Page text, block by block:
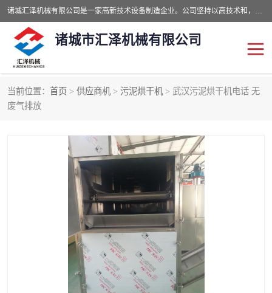
诸城汇泽机械有限公司是一家高新技术设备制造企业。公司坚持以高技术和，高服务于用户，以的环保机械制造设备赢的用户的信赖。现在主要生产死亡畜禽无害化处理和立式和卧式有机肥设备，搅拌机，烘干机，高温发酵机等。污水处理设备，固液分离机。气浮机，化制机等。公司秉承品质，用户至上，科技创新的经营理。
诸城市汇泽机械有限公司
当前位置： 首页 > 供应商机 > 污泥烘干机 > 武汉污泥烘干机电话 无
废气排放
发酵设备
有机肥设备
纳米膜好氧发酵堆肥机 粪污烘干酶体机
纳米膜发酵
分子膜堆肥仓
分子膜发酵堆肥设备